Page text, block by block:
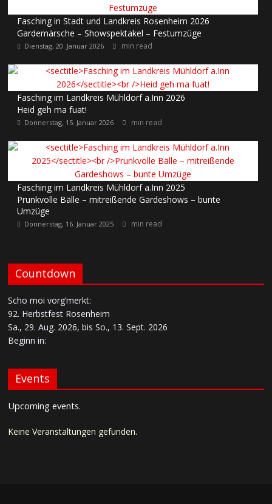
Fasching in Stadt und Landkreis Rosenheim 2026
Gardemärsche – Showspektakel – Festumzüge
Dienstag, 20. Januar 2026 min read
Fasching im Landkreis Mühldorf a.Inn 2026
Heid geh ma fuat!
Donnerstag, 15. Januar 2026 min read
Fasching im Landkreis Mühldorf a.Inn 2025
Prunkvolle Bälle – mitreißende Gardeshows – bunte
Umzüge
Donnerstag, 16. Januar 2025 min read
Countdown
Scho moi vorg’merkt:
92. Herbstfest Rosenheim
Sa., 29. Aug. 2026, bis So., 13. Sept. 2026
Beginn in:
Events
Upcoming events.
Keine Veranstaltungen gefunden.